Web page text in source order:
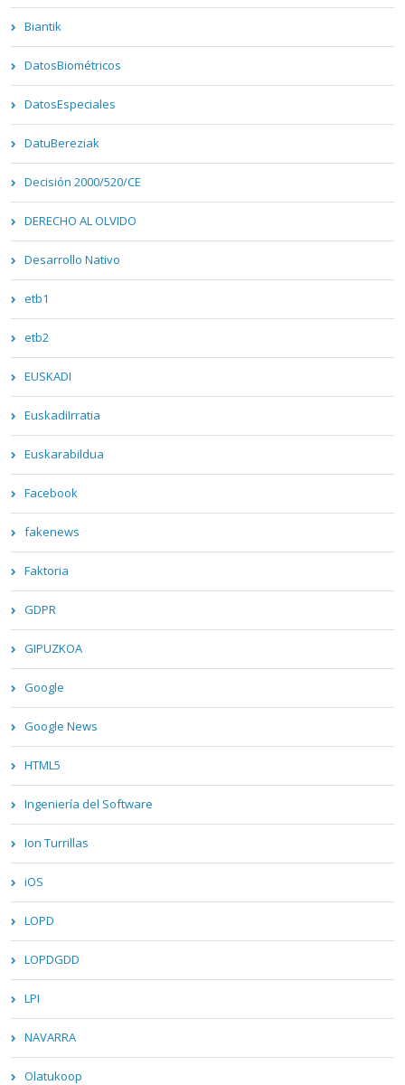
Biantik
DatosBiométricos
DatosEspeciales
DatuBereziak
Decisión 2000/520/CE
DERECHO AL OLVIDO
Desarrollo Nativo
etb1
etb2
EUSKADI
EuskadiIrratia
Euskarabildua
Facebook
fakenews
Faktoria
GDPR
GIPUZKOA
Google
Google News
HTML5
Ingeniería del Software
Ion Turrillas
iOS
LOPD
LOPDGDD
LPI
NAVARRA
Olatukoop